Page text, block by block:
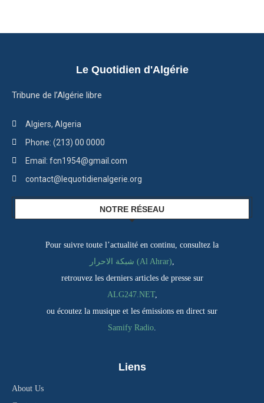
Le Quotidien d'Algérie
Tribune de l’Algérie libre
Algiers, Algeria
Phone: (213) 00 0000
Email: fcn1954@gmail.com
contact@lequotidienalgerie.org
NOTRE RÉSEAU
Pour suivre toute l’actualité en continu, consultez la
شبكة الاحرار (Al Ahrar)
retrouvez les derniers articles de presse sur
ALG247.NET,
ou écoutez la musique et les émissions en direct sur
Samify Radio
Liens
About Us